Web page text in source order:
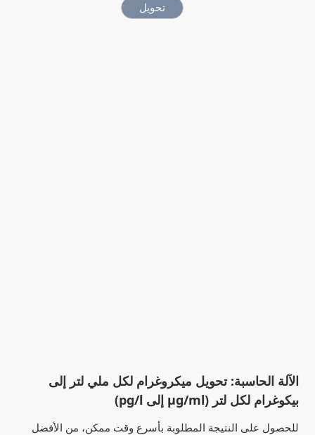
الآلة الحاسبة: تحويل ميكروغرام لكل ملي لتر إلى
بيكوغرام لكل لتر (µg/ml إلى pg/l)
للحصول على النتيجة المطلوبة بأسرع وقت ممكن، من الأفضل